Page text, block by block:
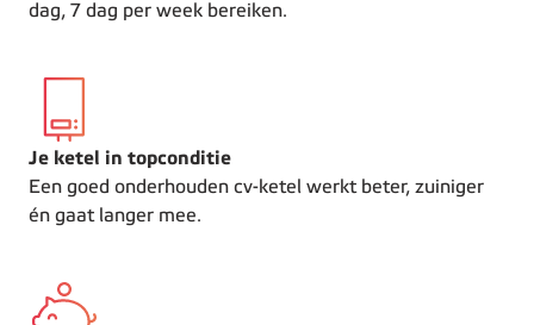
dag, 7 dag per week bereiken.
Je ketel in topconditie
Een goed onderhouden cv-ketel werkt beter, zuiniger
én gaat langer mee.